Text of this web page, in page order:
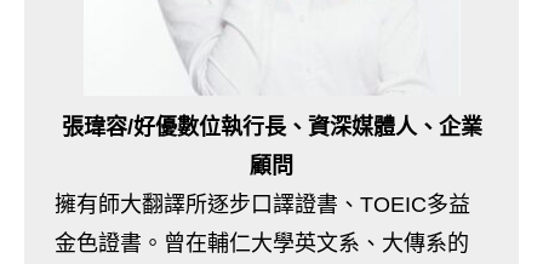
張瑋容/好優數位執行長、資深媒體人、企業
顧問
擁有師大翻譯所逐步口譯證書、TOEIC多益
金色證書。曾在輔仁大學英文系、大傳系的